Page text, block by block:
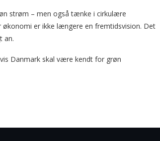
strøm – men også tænke i cirkulære
er ikke længere en fremtidsvision. Det
an.
Danmark skal være kendt for grøn